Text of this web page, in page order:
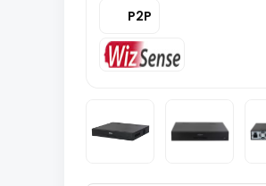
P2P